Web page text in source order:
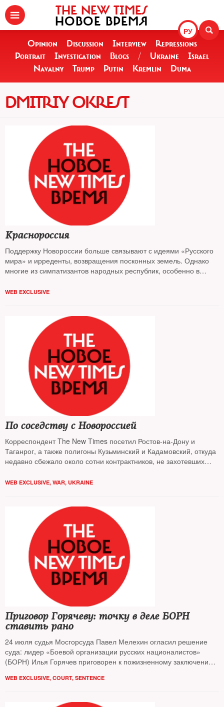
РУ
THE NEW TIMES
НОВОЕ ВРЕМЯ
Opinion Discussion Interview
Repressions
Portrait
Investigation Blogs / Ukraine
Israel
Navalny
Trump Putin Kremlin Duma
DMITRIY OKREST
Краснороссия
Поддержку Новороссии больше связывают с идеями «Русского
мира» и ирреденты, возвращения посконных земель. Однако
многие из симпатизантов народных республик, особенно в
доводы, а коммунистическую солидарность.
WEB EXCLUSIVE
По соседству с Новороссией
Корреспондент The New Times посетил Ростов-на-Дону и
Таганрог, а также полигоны Кузьминский и Кадамовский, откуда
недавно сбежало около сотни контрактников, не захотевших
WEB EXCLUSIVE, WAR, UKRAINE
Приговор Горячеву: точку в деле БОРН
ставить рано
24 июля судья Мосгорсуда Павел Мелехин огласил решение
суда: лидер «Боевой организации русских националистов»
(БОРН) Илья Горячев приговорен к пожизненному заключению
организации
WEB EXCLUSIVE, COURT, SENTENCE